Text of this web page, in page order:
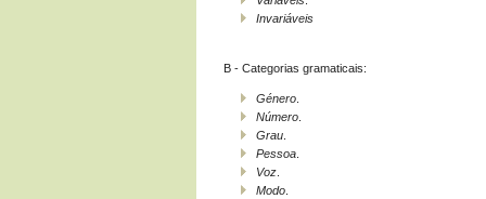
Invariáveis
B - Categorias gramaticais:
Género
Número
Grau
Pessoa
Voz
Modo